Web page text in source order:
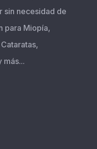
sin necesidad de
para Miopía,
más...